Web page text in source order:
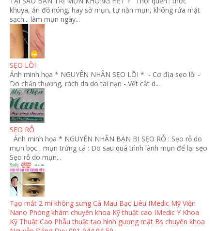
khuya, ăn đồ nóng, hay sờ mụn, tự nặn mụn, không rửa mặt
sạch... làm mụn ngày...
SẸO LỒI
Ảnh minh họa * NGUYÊN NHÂN SẸO LỒI * - Cơ địa sẹo lồi -
Do chấn thương, rách da do tai nạn - Vết cắt d...
SẸO RỖ
Ảnh minh họa * NGUYÊN NHÂN BẠN BỊ SẸO RỖ : Sẹo rỗ do
mụn bọc , mụn trứng cá : Do sau quá trình lành mụn để lại sẹo
Sẹo rỗ do mụn...
Tạo mắt 2 mí không sưng Cà Mau Bạc Liêu IMedic Mỹ Viện
Nano Phòng khám chuyên khoa Kỹ thuật cao IMedic Y Khoa
Kỹ Thuật Cao Phẫu thuật tạo hình gương mặt Bs chuyên khoa